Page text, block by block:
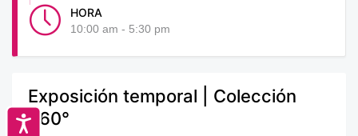
Accesibilidad
HORA
10:00 am - 5:30 pm
Exposición temporal | Colección
360°